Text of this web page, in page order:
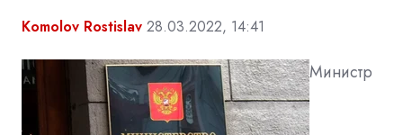
Komolov Rostislav 28.03.2022, 14:41
Министр